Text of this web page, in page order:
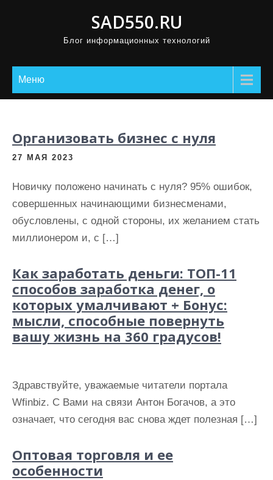
SAD550.RU
Блог информационных технологий
Меню
Организовать бизнес с нуля
27 МАЯ 2023
Новичку положено начинать с нуля? 95% ошибок,
совершенных начинающими бизнесменами,
обусловлены, с одной стороны, их желанием стать
миллионером и, с […]
Как заработать деньги: ТОП-11
способов заработка денег, о
которых умалчивают + Бонус:
мысли, способные повернуть
вашу жизнь на 360 градусов!
Здравствуйте, уважаемые читатели портала
Wfinbiz. С Вами на связи Антон Богачов, а это
означает, что сегодня вас снова ждет полезная […]
Оптовая торговля и ее
особенности